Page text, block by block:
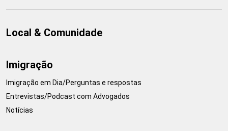
Local & Comunidade
Imigração
Imigração em Dia/Perguntas e respostas
Entrevistas/Podcast com Advogados
Notícias